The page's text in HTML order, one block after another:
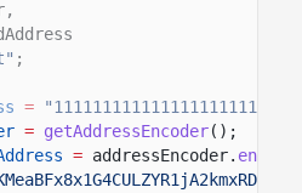
;
=
= getAddressEncoder();
= addressEncoder. encode